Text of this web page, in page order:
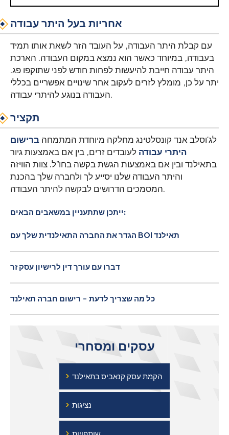
אחריות בעל היתר עבודה
עם קבלת היתר העבודה, על העובד הזר לשאת אותו תמיד
בעבודה, במיוחד כאשר הוא נמצא במקום העבודה. הארכת
היתר עבודה חייבת להיעשות לפחות חודש לפני שתוקפו פג.
יתר על כן, מומלץ לזרים לעקוב אחר שינויים אפשריים בכללי
העבודה בנוגע להיתרי עבודה.
תקציר
לג'וסלב אנד קונסלטינג מחלקה מיוחדת המתמחה ברישום
היתרי עבודה לעובדים זרים, בין אם באמצעות גיור
בתאילנד ובין אם באמצעות הגשת בקשה בחו"ל. צוות הוויזה
והיתר העבודה שלנו יסייע לך ולחברה שלך בהכנת
המסמכים הדרושים לבקשה להיתר העבודה.
ייתכן שתתעניין במשאבים הבאים:
הגדר את החברה התאילנדית שלך עם BOI תאילנד
דברו עם עורך דין לרישיון עסק זר
כל מה שצריך לדעת - רישום חברה תאילנד
עסקים ומסחרי
› הקמת עסק קנאביס בתאילנד
› נציגות